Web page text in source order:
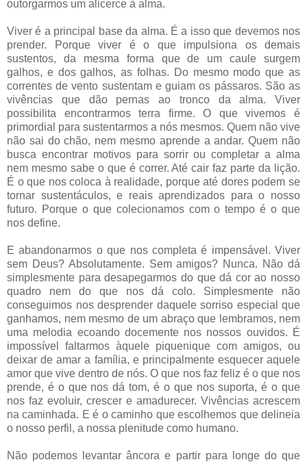
outorgarmos um alicerce à alma.
Viver é a principal base da alma. É a isso que devemos nos
prender. Porque viver é o que impulsiona os demais
sustentos, da mesma forma que de um caule surgem
galhos, e dos galhos, as folhas. Do mesmo modo que as
correntes de vento sustentam e guiam os pássaros. São as
vivências que dão pernas ao tronco da alma. Viver
possibilita encontrarmos terra firme. O que vivemos é
primordial para sustentarmos a nós mesmos. Quem não vive
não sai do chão, nem mesmo aprende a andar. Quem não
busca encontrar motivos para sorrir ou completar a alma
nem mesmo sabe o que é correr. Até cair faz parte da lição.
É o que nos coloca à realidade, porque até dores podem se
tornar sustentáculos, e reais aprendizados para o nosso
futuro. Porque o que colecionamos com o tempo é o que
nos define.
E abandonarmos o que nos completa é impensável. Viver
sem Deus? Absolutamente. Sem amigos? Nunca. Não dá
simplesmente para desapegarmos do que dá cor ao nosso
quadro nem do que nos dá colo. Simplesmente não
conseguimos nos desprender daquele sorriso especial que
ganhamos, nem mesmo de um abraço que lembramos, nem
uma melodia ecoando docemente nos nossos ouvidos. É
impossível faltarmos àquele piquenique com amigos, ou
deixar de amar a família, e principalmente esquecer aquele
amor que vive dentro de nós. O que nos faz feliz é o que nos
prende, é o que nos dá tom, é o que nos suporta, é o que
nos faz evoluir, crescer e amadurecer. Vivências acrescem
na caminhada. E é o caminho que escolhemos que delineia
o nosso perfil, a nossa plenitude como humano.
Não podemos levantar âncora e partir para longe do que